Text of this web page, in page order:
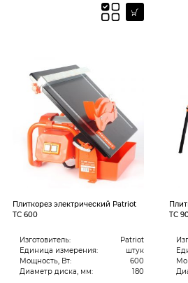
Плиткорез электрический Patriot
TC 600
Изготовитель:
Patriot
Единица измерения:
штук
Мощность, Вт:
600
Диаметр диска, мм:
180
TC